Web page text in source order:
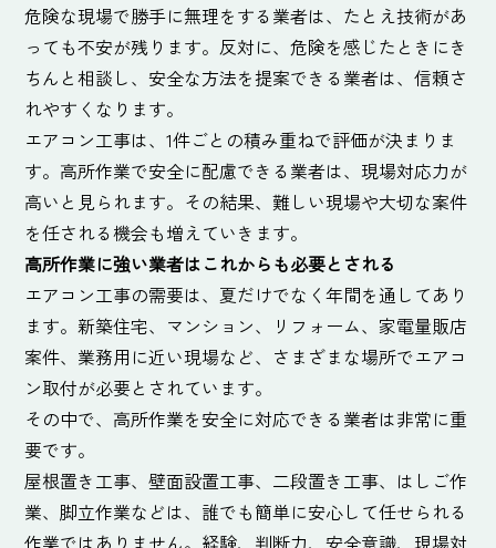
危険な現場で勝手に無理をする業者は、たとえ技術があ
っても不安が残ります。反対に、危険を感じたときにき
ちんと相談し、安全な方法を提案できる業者は、信頼さ
れやすくなります。
エアコン工事は、1件ごとの積み重ねで評価が決まりま
す。高所作業で安全に配慮できる業者は、現場対応力が
高いと見られます。その結果、難しい現場や大切な案件
を任される機会も増えていきます。
高所作業に強い業者はこれからも必要とされる
エアコン工事の需要は、夏だけでなく年間を通してあり
ます。新築住宅、マンション、リフォーム、家電量販店
案件、業務用に近い現場など、さまざまな場所でエアコ
ン取付が必要とされています。
その中で、高所作業を安全に対応できる業者は非常に重
要です。
屋根置き工事、壁面設置工事、二段置き工事、はしご作
業、脚立作業などは、誰でも簡単に安心して任せられる
作業ではありません。経験、判断力、安全意識、現場対